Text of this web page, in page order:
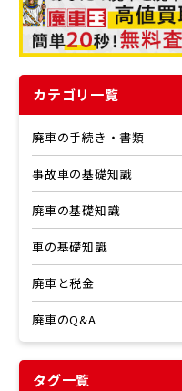
カテゴリ一覧
廃車の手続き・書類
事故車の基礎知識
廃車の基礎知識
車の基礎知識
廃車と税金
廃車のQ&A
タグ一覧